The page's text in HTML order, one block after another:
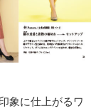
象に仕上がるワ